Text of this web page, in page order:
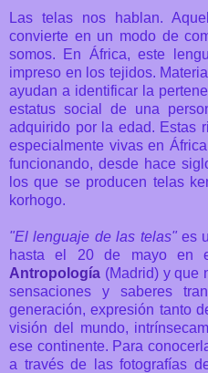
Las telas nos hablan.
convierte en un modo de
somos. En África, este
impreso en los tejidos.
ayudan a identificar la
estatus social de una
adquirido por la edad. Estas
especialmente vivas en
funcionando, desde hace
los que se producen telas
korhogo.
"El lenguaje de las telas"es
hasta el 20 de mayo en
Antropología (Madrid) y que
sensaciones y saberes
generación, expresión tanto
visión del mundo,
ese continente. Para
a través de las fotografías